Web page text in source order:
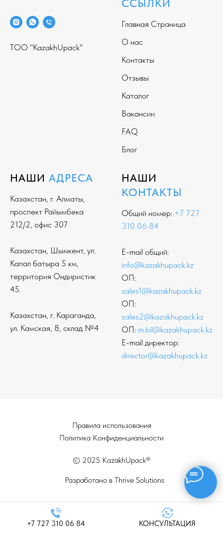
+7 727 310 06 84 КОНСУЛЬТАЦИЯ
ТОО "KazakhUpack"
ССЫЛКИ
Главная Страница
О нас
Контакты
Отзывы
Каталог
Вакансии
FAQ
Блог
НАШИ АДРЕСА
Казахстан, г. Алматы,
проспект Райымбека
212/2, офис 307
Казахстан, Шымкент, ул.
Капал батыра 5 км,
территория Ондиристик
45.
Казахстан, г. Караганда,
ул. Камская, 8, склад №4
НАШИ
КОНТАКТЫ
Общий номер: +7 727
310 06 84
E-mail общий:
info@kazakhupack.kz
ОП:
sales1@kazakhupack.kz
ОП:
sales2@kazakhupack.kz
ОП: m.bil@kazakhupack.kz
E-mail директор:
director@kazakhupack.kz
Правила использования
Политика Конфиденциальности
© 2025 KazakhUpack®
Разработано в Thrive Solutions